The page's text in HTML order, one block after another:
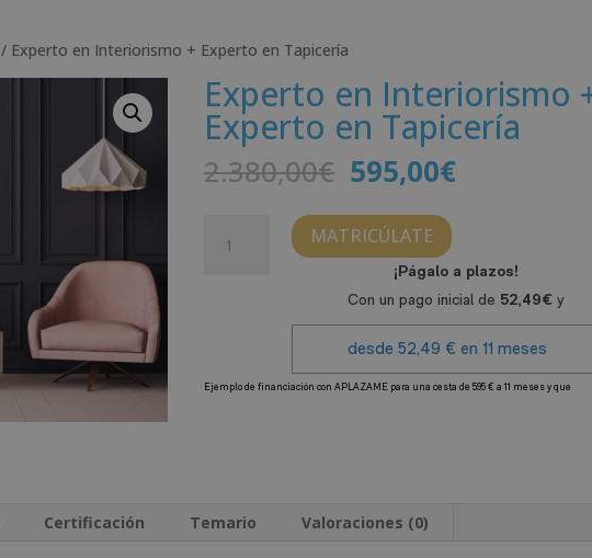
/ Experto en Interiorismo + Experto en Tapicería
Experto en Interiorismo
Experto en Tapicería
2.380,00€ El
precio
original
era:
2.380,00€.
595,00€El
precio
595,00€.
Tapicería
MATRICÚLATE
n
Certificación Temario Valoraciones (0)